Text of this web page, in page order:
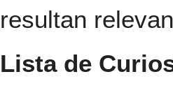
resultan
Lista de